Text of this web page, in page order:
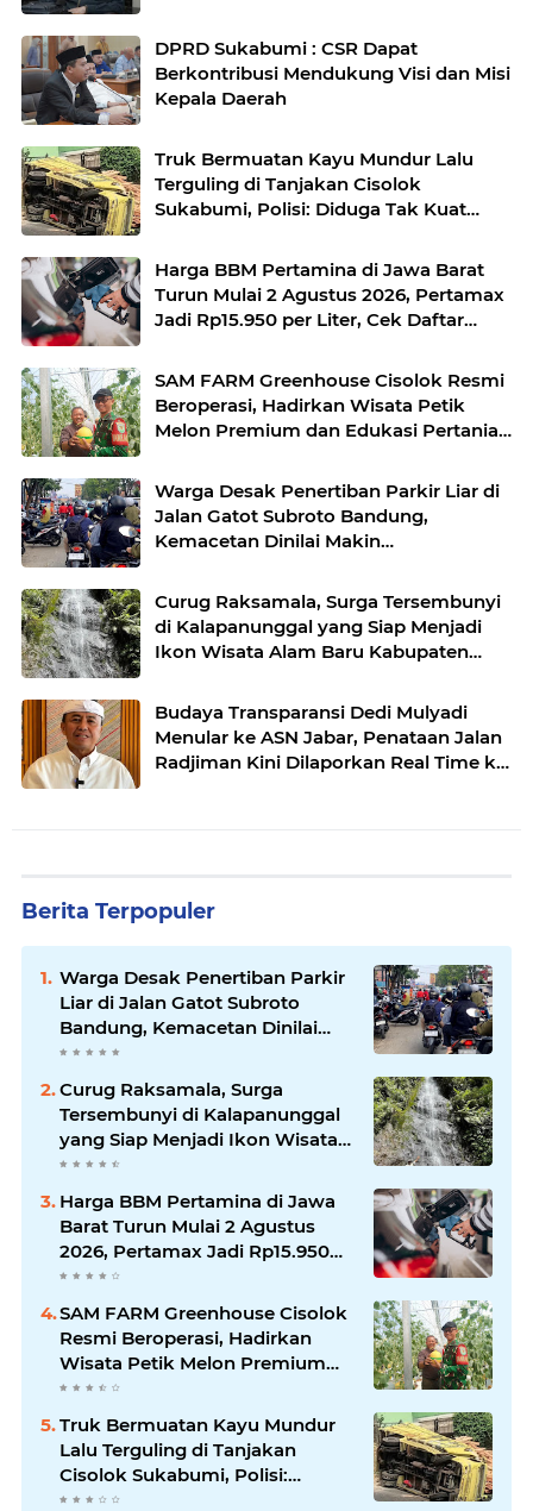
DPRD Sukabumi : CSR Dapat
Berkontribusi Mendukung Visi dan Misi
Kepala Daerah
Truk Bermuatan Kayu Mundur Lalu
Terguling di Tanjakan Cisolok
Sukabumi, Polisi: Diduga Tak Kuat
Harga BBM Pertamina di Jawa Barat
Turun Mulai 2 Agustus 2026, Pertamax
Jadi Rp15.950 per Liter, Cek Daftar
SAM FARM Greenhouse Cisolok Resmi
Beroperasi, Hadirkan Wisata Petik
Melon Premium dan Edukasi Pertanian
Warga Desak Penertiban Parkir Liar di
Jalan Gatot Subroto Bandung,
Kemacetan Dinilai Makin
Curug Raksamala, Surga Tersembunyi
di Kalapanunggal yang Siap Menjadi
Ikon Wisata Alam Baru Kabupaten
Budaya Transparansi Dedi Mulyadi
Menular ke ASN Jabar, Penataan Jalan
Radjiman Kini Dilaporkan Real Time ke
Berita Terpopuler
Warga Desak Penertiban Parkir
Liar di Jalan Gatot Subroto
Bandung, Kemacetan Dinilai
Makin Mengkhawatirkan
Curug Raksamala, Surga
Tersembunyi di Kalapanunggal
yang Siap Menjadi Ikon Wisata
Alam Baru Kabupaten
Harga BBM Pertamina di Jawa
Barat Turun Mulai 2 Agustus
2026, Pertamax Jadi Rp15.950
per Liter, Cek Daftar Harga
SAM FARM Greenhouse Cisolok
Resmi Beroperasi, Hadirkan
Wisata Petik Melon Premium
dan Edukasi Pertanian Modern
Truk Bermuatan Kayu Mundur
Lalu Terguling di Tanjakan
Cisolok Sukabumi, Polisi:
Diduga Tak Kuat Menanjak